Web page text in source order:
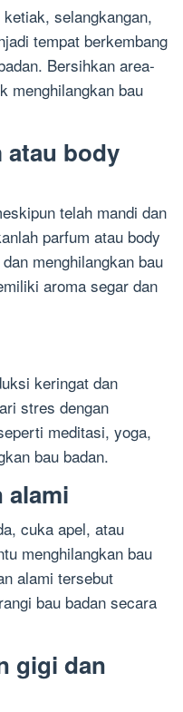
selangkangan,
tempat berkembang
Bersihkan area-
menghilangkan bau
atau body
telah mandi dan
parfum atau body
menghilangkan bau
aroma segar dan
keringat dan
stres dengan
meditasi, yoga,
bau badan.
alami
cuka apel, atau
menghilangkan bau
alami tersebut
bau badan secara
gigi dan